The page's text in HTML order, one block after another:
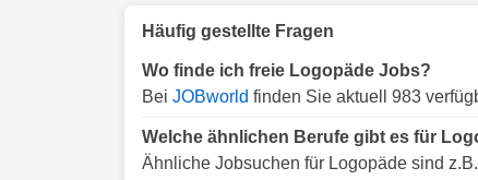
Häufig gestellte Fragen
Wo finde ich freie Logopäde Jobs?
Bei JOBworld finden Sie aktuell 983
Welche ähnlichen Berufe gibt es für
Ähnliche Jobsuchen für Logopäde sind z.B.